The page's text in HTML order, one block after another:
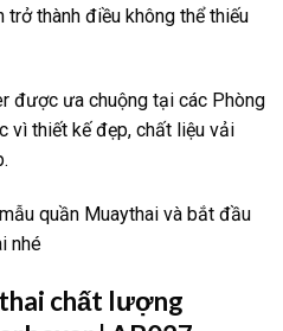
thành điều không thể thiếu
được ưa chuộng tại các Phòng
vì thiết kế đẹp, chất liệu vải
quần Muaythai và bắt đầu
nhé
chất lượng